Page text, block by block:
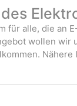
für alle, die an
wollen wir